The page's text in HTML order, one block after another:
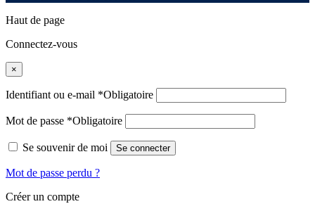
Haut de page
Connectez-vous
×
Identifiant ou e-mail *Obligatoire
Mot de passe *Obligatoire
Se souvenir de moi Se connecter
Mot de passe perdu ?
Créer un compte